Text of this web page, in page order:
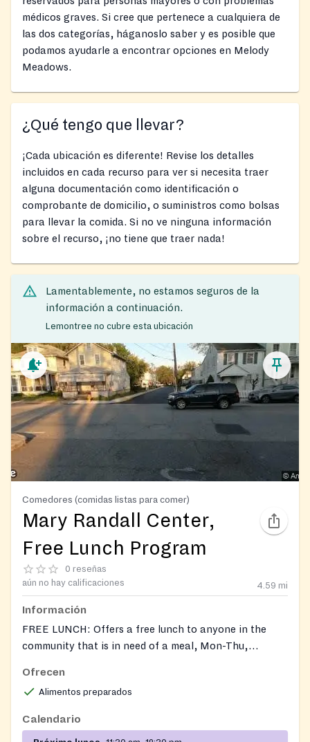
médicos graves. Si cree que pertenece a cualquiera de
las dos categorías, háganoslo saber y es posible que
podamos ayudarle a encontrar opciones en Melody
Meadows.
¿Qué tengo que llevar?
¡Cada ubicación es diferente! Revise los detalles
incluidos en cada recurso para ver si necesita traer
alguna documentación como identificación o
comprobante de domicilio, o suministros como bolsas
para llevar la comida. Si no ve ninguna información
sobre el recurso, ¡no tiene que traer nada!
Lamentablemente, no estamos seguros de la
información a continuación.
Lemontree no cubre esta ubicación
Comedores (comidas listas para comer)
Mary Randall Center,
Free Lunch Program
0 reseñas
aún no hay calificaciones
4.59 mi
Información
FREE LUNCH: Offers a free lunch to anyone in the
community that is in need of a meal, Mon-Thu,
Ofrecen
Alimentos preparados
Calendario